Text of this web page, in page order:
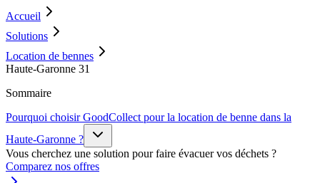
Accueil
Solutions
Location de bennes
Haute-Garonne 31
Sommaire
Pourquoi choisir GoodCollect pour la location de benne dans la
Haute-Garonne ?
Vous cherchez une solution pour faire évacuer vos déchets ?
Comparez nos offres